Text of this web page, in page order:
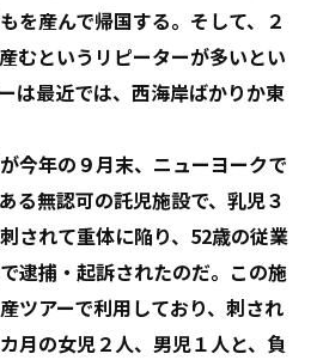
を産んで帰国する。そして、２
むというリピーターが多いとい
は最近では、西海岸ばかりか東
今年の９月末、ニューヨークで
る無認可の託児施設で、乳児３
されて重体に陥り、52歳の従業
逮捕・起訴されたのだ。この施
ツアーで利用しており、刺され
月の女児２人、男児１人と、負